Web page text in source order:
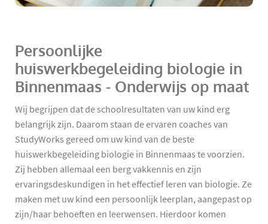
Persoonlijke
huiswerkbegeleiding biologie in
Binnenmaas - Onderwijs op maat
Wij begrijpen dat de schoolresultaten van uw kind erg
belangrijk zijn. Daarom staan de ervaren coaches van
StudyWorks gereed om uw kind van de beste
huiswerkbegeleiding biologie in Binnenmaas te voorzien.
Zij hebben allemaal een berg vakkennis en zijn
ervaringsdeskundigen in het effectief leren van biologie. Ze
maken met uw kind een persoonlijk leerplan, aangepast op
zijn/haar behoeften en leerwensen. Hierdoor komen